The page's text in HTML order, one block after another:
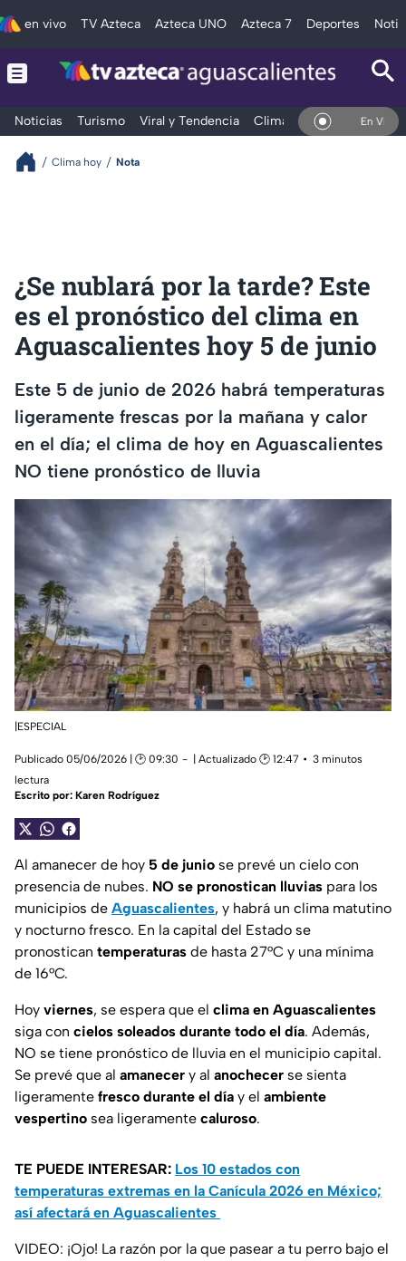
en vivo TV Azteca Azteca UNO Azteca 7 Deportes
Noticias Turismo Viral y Tendencia Clima Deportes En Vivo
Clima hoy Nota
¿Se nublará por la tarde? Este
es el pronóstico del clima en
Aguascalientes hoy 5 de junio
Este 5 de junio de 2026 habrá temperaturas
ligeramente frescas por la mañana y calor
en el día; el clima de hoy en Aguascalientes
NO tiene pronóstico de lluvia
|ESPECIAL
Publicado 05/06/2026 | 🕑 09:30 | Actualizado 🕑 12:47
3 minutos
lectura
Escrito por: Karen Rodríguez
Al amanecer de hoy 5 de junio se prevé un cielo con
presencia de nubes. NO se pronostican lluvias para los
municipios de Aguascalientes, y habrá un clima matutino
y nocturno fresco. En la capital del Estado se
pronostican temperaturas de hasta 27°C y una mínima
de 16°C.
Hoy viernes, se espera que el clima en Aguascalientes
siga con cielos soleados durante todo el día. Además,
NO se tiene pronóstico de lluvia en el municipio capital.
Se prevé que al amanecer y al anochecer se sienta
ligeramente fresco durante el día y el ambiente
vespertino sea ligeramente caluroso.
TE PUEDE INTERESAR: Los 10 estados con
temperaturas extremas en la Canícula 2026 en México;
así afectará en Aguascalientes
VIDEO: ¡Ojo! La razón por la que pasear a tu perro bajo el